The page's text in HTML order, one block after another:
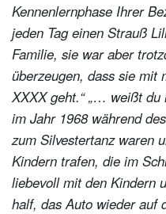
Kennenlernphase Ihrer
jeden Tag einen Strauß
Familie, sie war aber
überzeugen, dass sie mit
XXXX geht.“ „… weißt du
im Jahr 1968 während
zum Silvestertanz waren
Kindern trafen, die im
liebevoll mit den Kindern
half, das Auto wieder auf